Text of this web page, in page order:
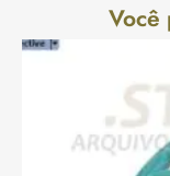
Você